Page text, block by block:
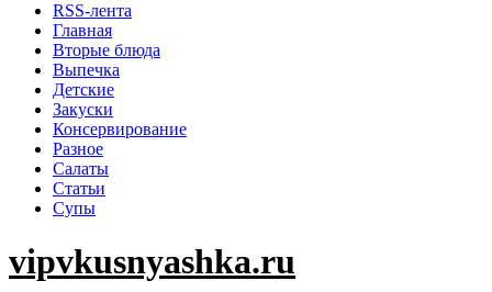
RSS-лента
Главная
Вторые блюда
Выпечка
Детские
Закуски
Консервирование
Разное
Салаты
Статьи
Супы
vipvkusnyashka.ru